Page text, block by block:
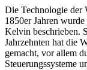
Die Technologie der
1850er Jahren
Kelvin beschrieben.
Jahrzehnten hat die
gemacht, vor allem
Steuerungssysteme